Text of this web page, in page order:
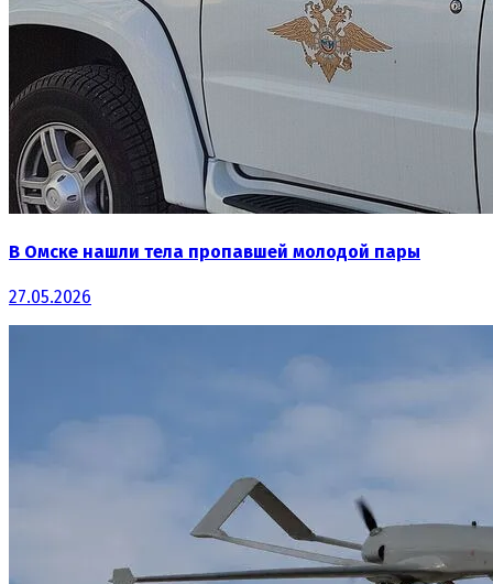
В Омске нашли тела пропавшей молодой пары
27.05.2026